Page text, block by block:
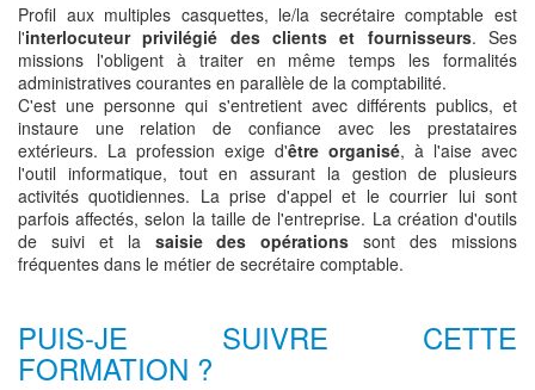
Profil aux multiples casquettes, le/la secrétaire comptable est
l'interlocuteur privilégié des clients et fournisseurs. Ses
missions l'obligent à traiter en même temps les formalités
administratives courantes en parallèle de la comptabilité.
C'est une personne qui s'entretient avec différents publics, et
instaure une relation de confiance avec les prestataires
extérieurs. La profession exige d'être organisé, à l'aise avec
l'outil informatique, tout en assurant la gestion de plusieurs
activités quotidiennes. La prise d'appel et le courrier lui sont
parfois affectés, selon la taille de l'entreprise. La création d'outils
de suivi et la saisie des opérations sont des missions
fréquentes dans le métier de secrétaire comptable.
PUIS-JE SUIVRE CETTE
FORMATION ?